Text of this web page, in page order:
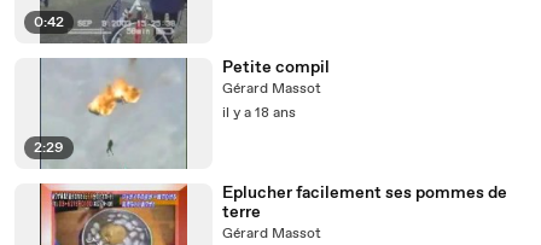
0:42
2:29
Petite compil
Gérard Massot
il y a 18 ans
Eplucher facilement ses pommes de
terre
Gérard Massot